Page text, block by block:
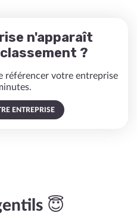
n'apparaît
?
référencer votre entreprise
ENTREPRISE
😇